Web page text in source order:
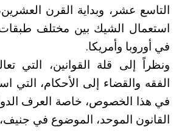
التاسع عشر، وبداية القرن
استعمال الشيك بين مختلف
في أوروبا وأمريكا.
ونظراً إلى قلة القوانين، التي
الفقه والقضاء إلى الأحكام، التي
في هذا الخصوص، خاصة العرف
القانون الموحد، الموضوع في جنيف، عام